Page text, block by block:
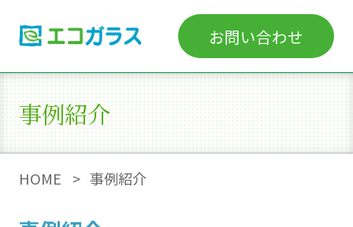
お問い合わせ
事例紹介
HOME 事例紹介